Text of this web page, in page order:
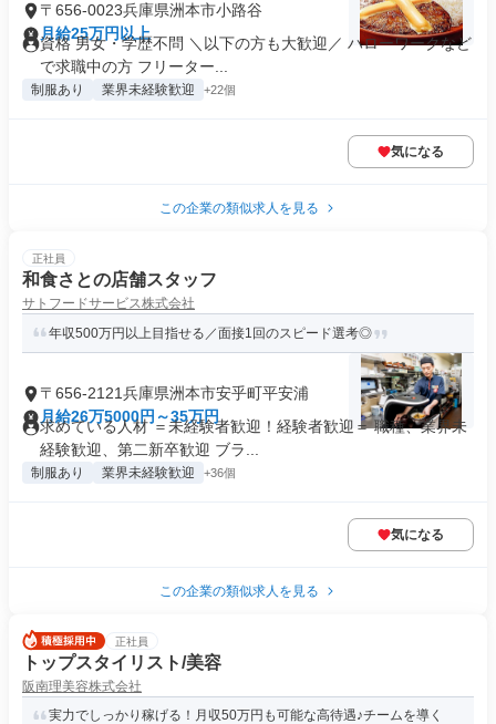
〒656-0023兵庫県洲本市小路谷
月給25万円以上
資格 男女・学歴不問 ＼以下の方も大歓迎／ ハローワークなど
で求職中の方 フリーター...
制服あり 業界未経験歓迎 +22個
気になる
この企業の類似求人を見る
正社員
和食さとの店舗スタッフ
サトフードサービス株式会社
年収500万円以上目指せる／面接1回のスピード選考◎
〒656-2121兵庫県洲本市安乎町平安浦
月給26万5000円～35万円
求めている人材 ＝未経験者歓迎！経験者歓迎＝ 職種、業界未
経験歓迎、第二新卒歓迎 ブラ...
制服あり 業界未経験歓迎 +36個
気になる
この企業の類似求人を見る
正社員
トップスタイリスト/美容
阪南理美容株式会社
実力でしっかり稼げる！月収50万円も可能な高待遇♪チームを導く